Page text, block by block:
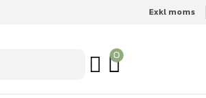
Exkl moms
0